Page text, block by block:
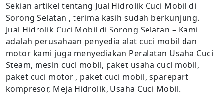
Sekian artikel tentang Jual Hidrolik Cuci Mobil di
Sorong Selatan , terima kasih sudah berkunjung.
Jual Hidrolik Cuci Mobil di Sorong Selatan – Kami
adalah perusahaan penyedia alat cuci mobil dan
motor kami juga menyediakan Peralatan Usaha Cuci
Steam, mesin cuci mobil, paket usaha cuci mobil,
paket cuci motor , paket cuci mobil, sparepart
kompresor, Meja Hidrolik, Usaha Cuci Mobil.